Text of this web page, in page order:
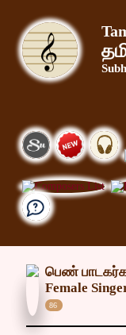
பெண்
Female
86